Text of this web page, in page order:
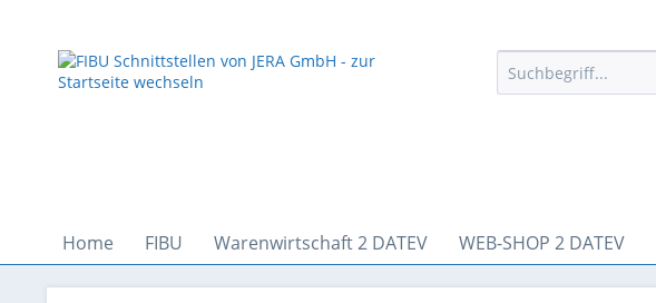
Home FIBU Warenwirtschaft 2 DATEV WEB-SHOP 2 DATEV